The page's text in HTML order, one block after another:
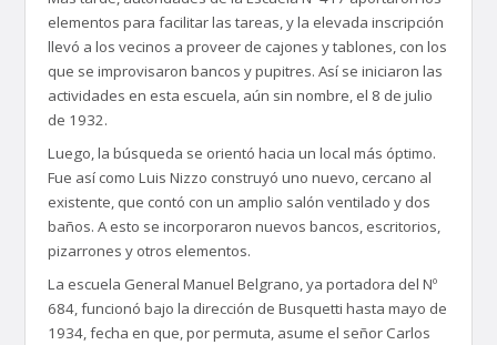
elementos para facilitar las tareas, y la elevada inscripción
llevó a los vecinos a proveer de cajones y tablones, con los
que se improvisaron bancos y pupitres. Así se iniciaron las
actividades en esta escuela, aún sin nombre, el 8 de julio
de 1932.
Luego, la búsqueda se orientó hacia un local más óptimo.
Fue así como Luis Nizzo construyó uno nuevo, cercano al
existente, que contó con un amplio salón ventilado y dos
baños. A esto se incorporaron nuevos bancos, escritorios,
pizarrones y otros elementos.
La escuela General Manuel Belgrano, ya portadora del Nº
684, funcionó bajo la dirección de Busquetti hasta mayo de
1934, fecha en que, por permuta, asume el señor Carlos